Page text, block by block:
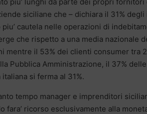
siciliane che – dichiara il 31%
cautela nelle operazioni di
che rispetto a una media nazionale
mentre il 53% dei clienti consumer tra
Pubblica Amministrazione, il 37%
si ferma al 31%.
tempo manager e imprenditori
fara’ ricorso esclusivamente alla